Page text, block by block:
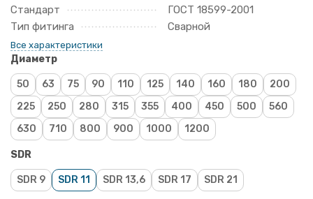
Стандарт
ГОСТ 18599-2001
Тип фитинга
Сварной
Все характеристики
Диаметр
50 63 75 90 110 125 140 160 180
200
225
250 280 315 355 400 450 500
560
630
710 800 900 1000 1200
SDR
SDR 9 SDR 11 SDR 13,6 SDR 17 SDR 21